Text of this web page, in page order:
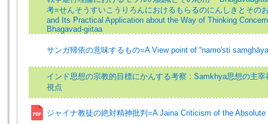
考=せんそうすいこうりろんにおけるもらるのにんしきとその
and Its Practical Application about the Way of Thinking
Bhagavad-giitaa
サンガ帰依の意味するもの=A View point of “namo'sti
インド思想の宗教的目標にかんする考察 : Samkhya思想の主
視点
ジャイナ教徒の絶対精神批判=A Jaina Criticism of the Absolute